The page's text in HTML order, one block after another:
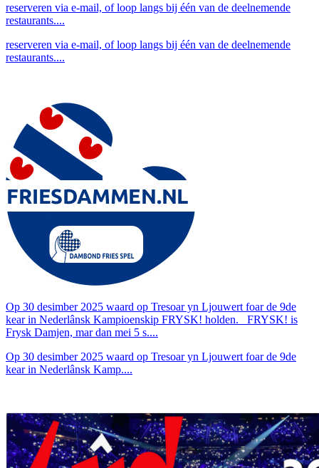
reserveren via e-mail, of loop langs bij één van de deelnemende
restaurants....
reserveren via e-mail, of loop langs bij één van de deelnemende
restaurants....
Op 30 desimber 2025 waard op Tresoar yn Ljouwert foar de 9de
kear in Nederlânsk Kampioenskip FRYSK! holden. FRYSK! is
Frysk Damjen, mar dan mei 5 s....
Op 30 desimber 2025 waard op Tresoar yn Ljouwert foar de 9de
kear in Nederlânsk Kamp....